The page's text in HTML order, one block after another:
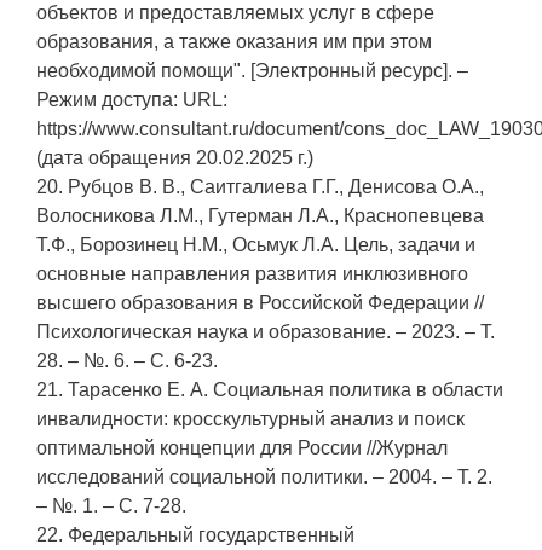
объектов и предоставляемых услуг в сфере
образования, а также оказания им при этом
необходимой помощи". [Электронный ресурс]. –
Режим доступа: URL:
https://www.consultant.ru/document/
(дата обращения 20.02.2025 г.)
20. Рубцов В. В., Саитгалиева Г.Г., Денисова О.А.,
Волосникова Л.М., Гутерман Л.А., Краснопевцева
Т.Ф., Борозинец Н.М., Осьмук Л.А. Цель, задачи и
основные направления развития инклюзивного
высшего образования в Российской Федерации //
Психологическая наука и образование. – 2023. – Т.
28. – №. 6. – С. 6-23.
21. Тарасенко Е. А. Социальная политика в области
инвалидности: кросскультурный анализ и поиск
оптимальной концепции для России //Журнал
исследований социальной политики. – 2004. – Т. 2.
– №. 1. – С. 7-28.
22. Федеральный государственный